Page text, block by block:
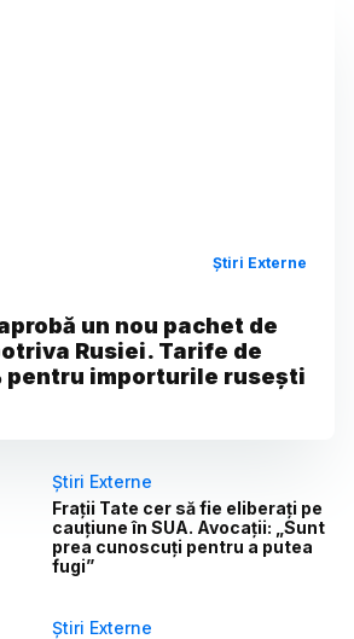
Știri Externe
un nou pachet de
Rusiei. Tarife de
pentru importurile rusești
Știri Externe
Frații Tate cer să fie eliberați pe
cauțiune în SUA. Avocații: „Sunt
prea cunoscuți pentru a putea
fugi”
Știri Externe